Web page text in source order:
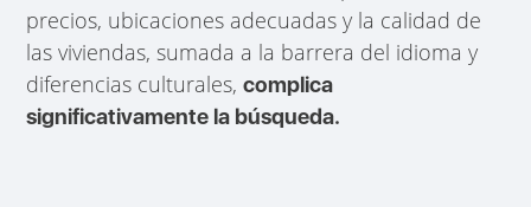
precios, ubicaciones adecuadas y la calidad de
las viviendas, sumada a la barrera del idioma y
diferencias culturales,complica
significativamente la búsqueda.